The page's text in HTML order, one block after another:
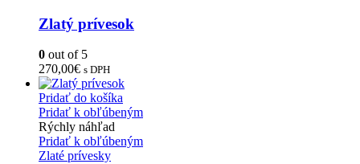
Zlatý prívesok
0 out of 5
270,00€ s DPH
Pridať do košíka
Pridať k obľúbeným
Rýchly náhľad
Pridať k obľúbeným
Zlaté prívesky